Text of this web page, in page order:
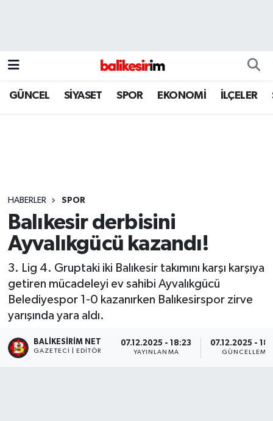
GÜNCEL SİYASET SPOR EKONOMİ İLÇELER
HABERLER SPOR
Balıkesir derbisini
Ayvalıkgücü kazandı!
3. Lig 4. Gruptaki iki Balıkesir takımını karşı karşıya
getiren mücadeleyi ev sahibi Ayvalıkgücü
Belediyespor 1-0 kazanırken Balıkesirspor zirve
yarışında yara aldı.
BALIKESIRIM NET
GAZETECI | EDITÖR
07.12.2025 - 18:23
YAYINLANMA
07.12.2025 -
GÜNCELLEME